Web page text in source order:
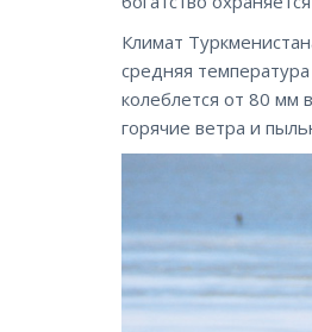
Климат
средняя
колеблется от 80 мм
горячие ветра и